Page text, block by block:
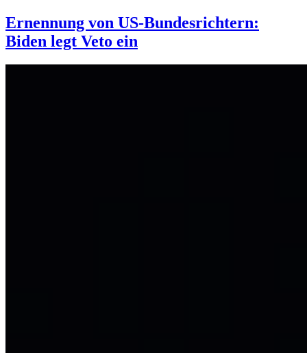
Ernennung von US-Bundesrichtern:
Biden legt Veto ein